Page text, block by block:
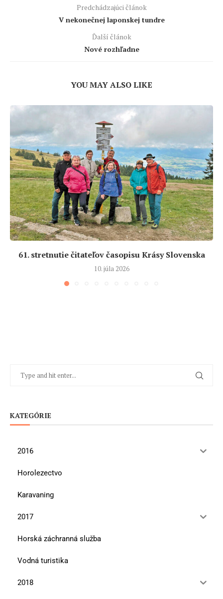
Predchádzajúci článok
V nekonečnej laponskej tundre
Ďalší článok
Nové rozhľadne
YOU MAY ALSO LIKE
61. stretnutie čitateľov časopisu Krásy Slovenska
10. júla 2026
KATEGÓRIE
2016
Horolezectvo
Karavaning
2017
Horská záchranná služba
Vodná turistika
2018